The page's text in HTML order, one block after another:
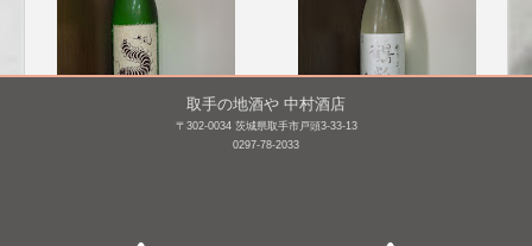
鶴齢 特別純米 爽
取手の地酒や 中村酒店
〒302-0034 茨城県取手市戸頭3-33-13
0297-78-2033